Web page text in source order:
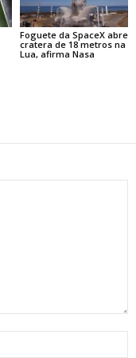
Foguete da SpaceX abre
cratera de 18 metros na
Lua, afirma Nasa